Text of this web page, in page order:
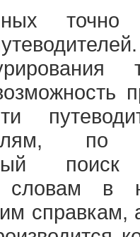
точно
словам в